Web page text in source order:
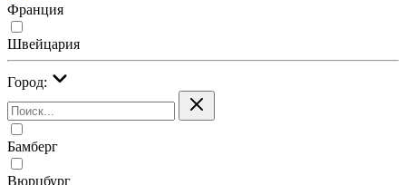
Франция
Швейцария
Город:
Бамберг
Вюрцбург